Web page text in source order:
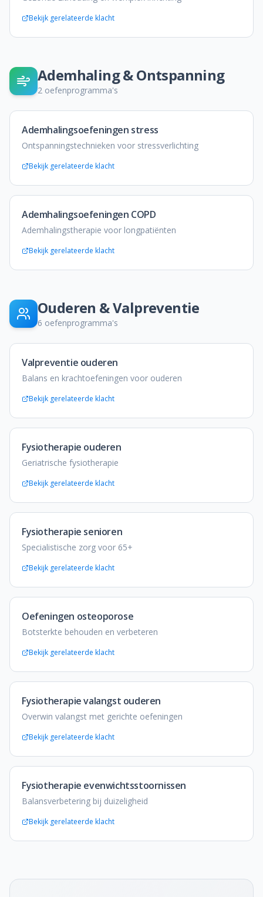
Bekijk gerelateerde klacht
Ademhaling & Ontspanning
2 oefenprogramma's
Ademhalingsoefeningen stress
Ontspanningstechnieken voor stressverlichting
Bekijk gerelateerde klacht
Ademhalingsoefeningen COPD
Ademhalingstherapie voor longpatiënten
Bekijk gerelateerde klacht
Ouderen & Valpreventie
6 oefenprogramma's
Valpreventie ouderen
Balans en krachtoefeningen voor ouderen
Bekijk gerelateerde klacht
Fysiotherapie ouderen
Geriatrische fysiotherapie
Bekijk gerelateerde klacht
Fysiotherapie senioren
Specialistische zorg voor 65+
Bekijk gerelateerde klacht
Oefeningen osteoporose
Botsterkte behouden en verbeteren
Bekijk gerelateerde klacht
Fysiotherapie valangst ouderen
Overwin valangst met gerichte oefeningen
Bekijk gerelateerde klacht
Fysiotherapie evenwichtsstoornissen
Balansverbetering bij duizeligheid
Bekijk gerelateerde klacht